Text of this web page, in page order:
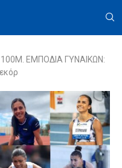
100Μ. ΕΜΠΟΔΙΑ ΓΥΝΑΙΚΩΝ: